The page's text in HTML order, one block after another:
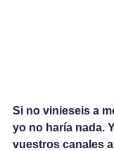
Si no vinieseis a
yo no haría nada.
vuestros canales